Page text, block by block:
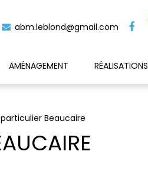
abm.leblond@gmail.com
AMÉNAGEMENT RÉALISATIONS
Beaucaire